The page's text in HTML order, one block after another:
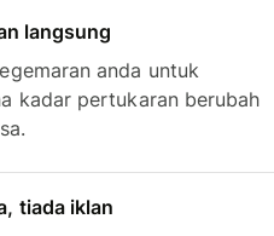
langsung
anda untuk
kadar pertukaran berubah
tiada iklan